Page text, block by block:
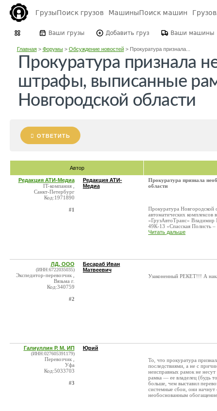
ГрузыПоиск грузов МашиныПоиск машин
Ваши грузы Добавить груз Ваши машины
Главная> Форумы> Обсуждение новостей> Прокуратура признала...
Прокуратура признала
штрафы, выписанные
Новгородской области
ОТВЕТИТЬ
Автор
Редакция АТИ-Медиа
IT-компания ,
Санкт-Петербург
Код:1971890
#1
Редакция АТИ-
Медиа
Прокуратура признала
области
Прокуратура Новгородской
автоматических комплексов
«ГрузАвтоТранс» Владимир
49К-13 «Спасская Полисть –
Читать дальше
ЛД, ООО
(ИНН:6722035035)
Экспедитор-перевозчик ,
Вязьма г.
Код:340759
#2
Бесараб Иван
Матвеевич
Узаконенный РЕКЕТ!!! А
Галиуллин Р. М. ИП
(ИНН:027605391179)
Перевозчик ,
Уфа
Код:5033703
#3
Юрий
То, что прокуратура
последствиями, а не с
неисправных рамок не
рамка — ее владелец (будь
больше, чем выставил
системные сбои, они начнут
необоснованным